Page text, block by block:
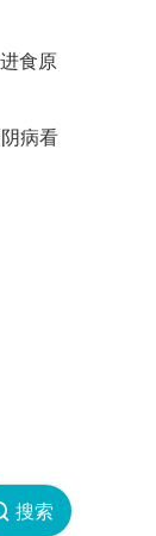
食原
病看
搜索